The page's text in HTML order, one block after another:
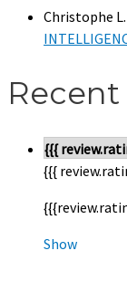
Christophe L.
{{{
{{{
Show